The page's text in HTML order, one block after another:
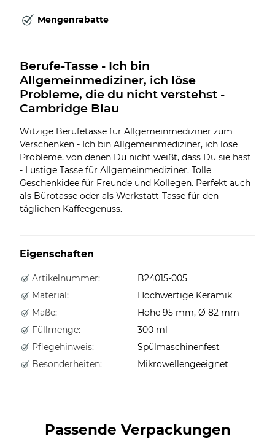
Mengenrabatte
Berufe-Tasse - Ich bin
Allgemeinmediziner, ich löse
Probleme, die du nicht verstehst -
Cambridge Blau
Witzige Berufetasse für Allgemeinmediziner zum
Verschenken - Ich bin Allgemeinmediziner, ich löse
Probleme, von denen Du nicht weißt, dass Du sie hast
- Lustige Tasse für Allgemeinmediziner. Tolle
Geschenkidee für Freunde und Kollegen. Perfekt auch
als Bürotasse oder als Werkstatt-Tasse für den
täglichen Kaffeegenuss.
Eigenschaften
Artikelnummer:
B24015-005
Material:
Hochwertige Keramik
Maße:
Höhe 95 mm, Ø 82 mm
Füllmenge:
300 ml
Pflegehinweis:
Spülmaschinenfest
Besonderheiten:
Mikrowellengeeignet
Passende Verpackungen